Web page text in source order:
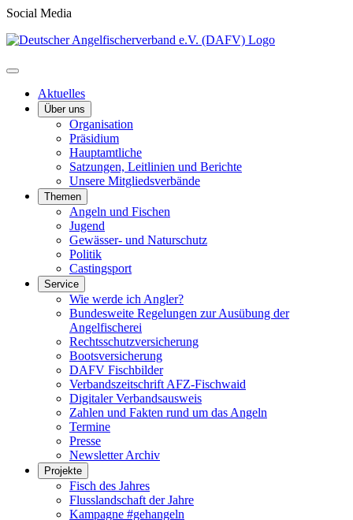
Social Media
Aktuelles
Über uns
Organisation
Präsidium
Hauptamtliche
Satzungen, Leitlinien und Berichte
Unsere Mitgliedsverbände
Themen
Angeln und Fischen
Jugend
Gewässer- und Naturschutz
Politik
Castingsport
Service
Wie werde ich Angler?
Bundesweite Regelungen zur Ausübung der
Angelfischerei
Rechtsschutzversicherung
Bootsversicherung
DAFV Fischbilder
Verbandszeitschrift AFZ-Fischwaid
Digitaler Verbandsausweis
Zahlen und Fakten rund um das Angeln
Termine
Presse
Newsletter Archiv
Projekte
Fisch des Jahres
Flusslandschaft der Jahre
Kampagne #gehangeln